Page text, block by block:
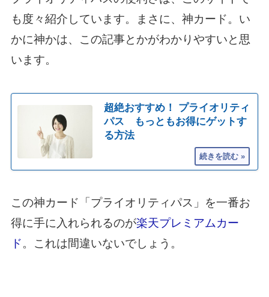
も度々紹介しています。まさに、神カード。い
かに神かは、この記事とかがわかりやすいと思
います。
超絶おすすめ！ プライオリティ
パス もっともお得にゲットす
る方法
この神カード「プライオリティパス」を一番お
得に手に入れられるのが楽天プレミアムカー
ド。これは間違いないでしょう。